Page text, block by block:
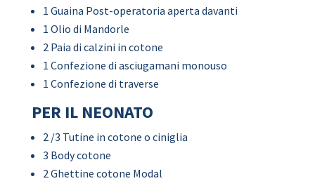
1 Guaina Post-operatoria aperta davanti
1 Olio di Mandorle
2 Paia di calzini in cotone
1 Confezione di asciugamani monouso
1 Confezione di traverse
PER IL NEONATO
2 /3 Tutine in cotone o ciniglia
3 Body cotone
2 Ghettine cotone Modal